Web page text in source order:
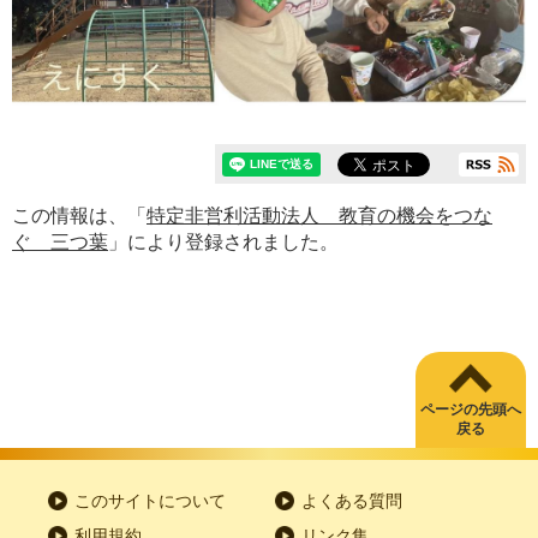
この情報は、「 特定非営利活動法人 教育の機会をつな
ぐ 三つ葉 」により登録されました。
ページの先頭へ
戻る
このサイトについて
よくある質問